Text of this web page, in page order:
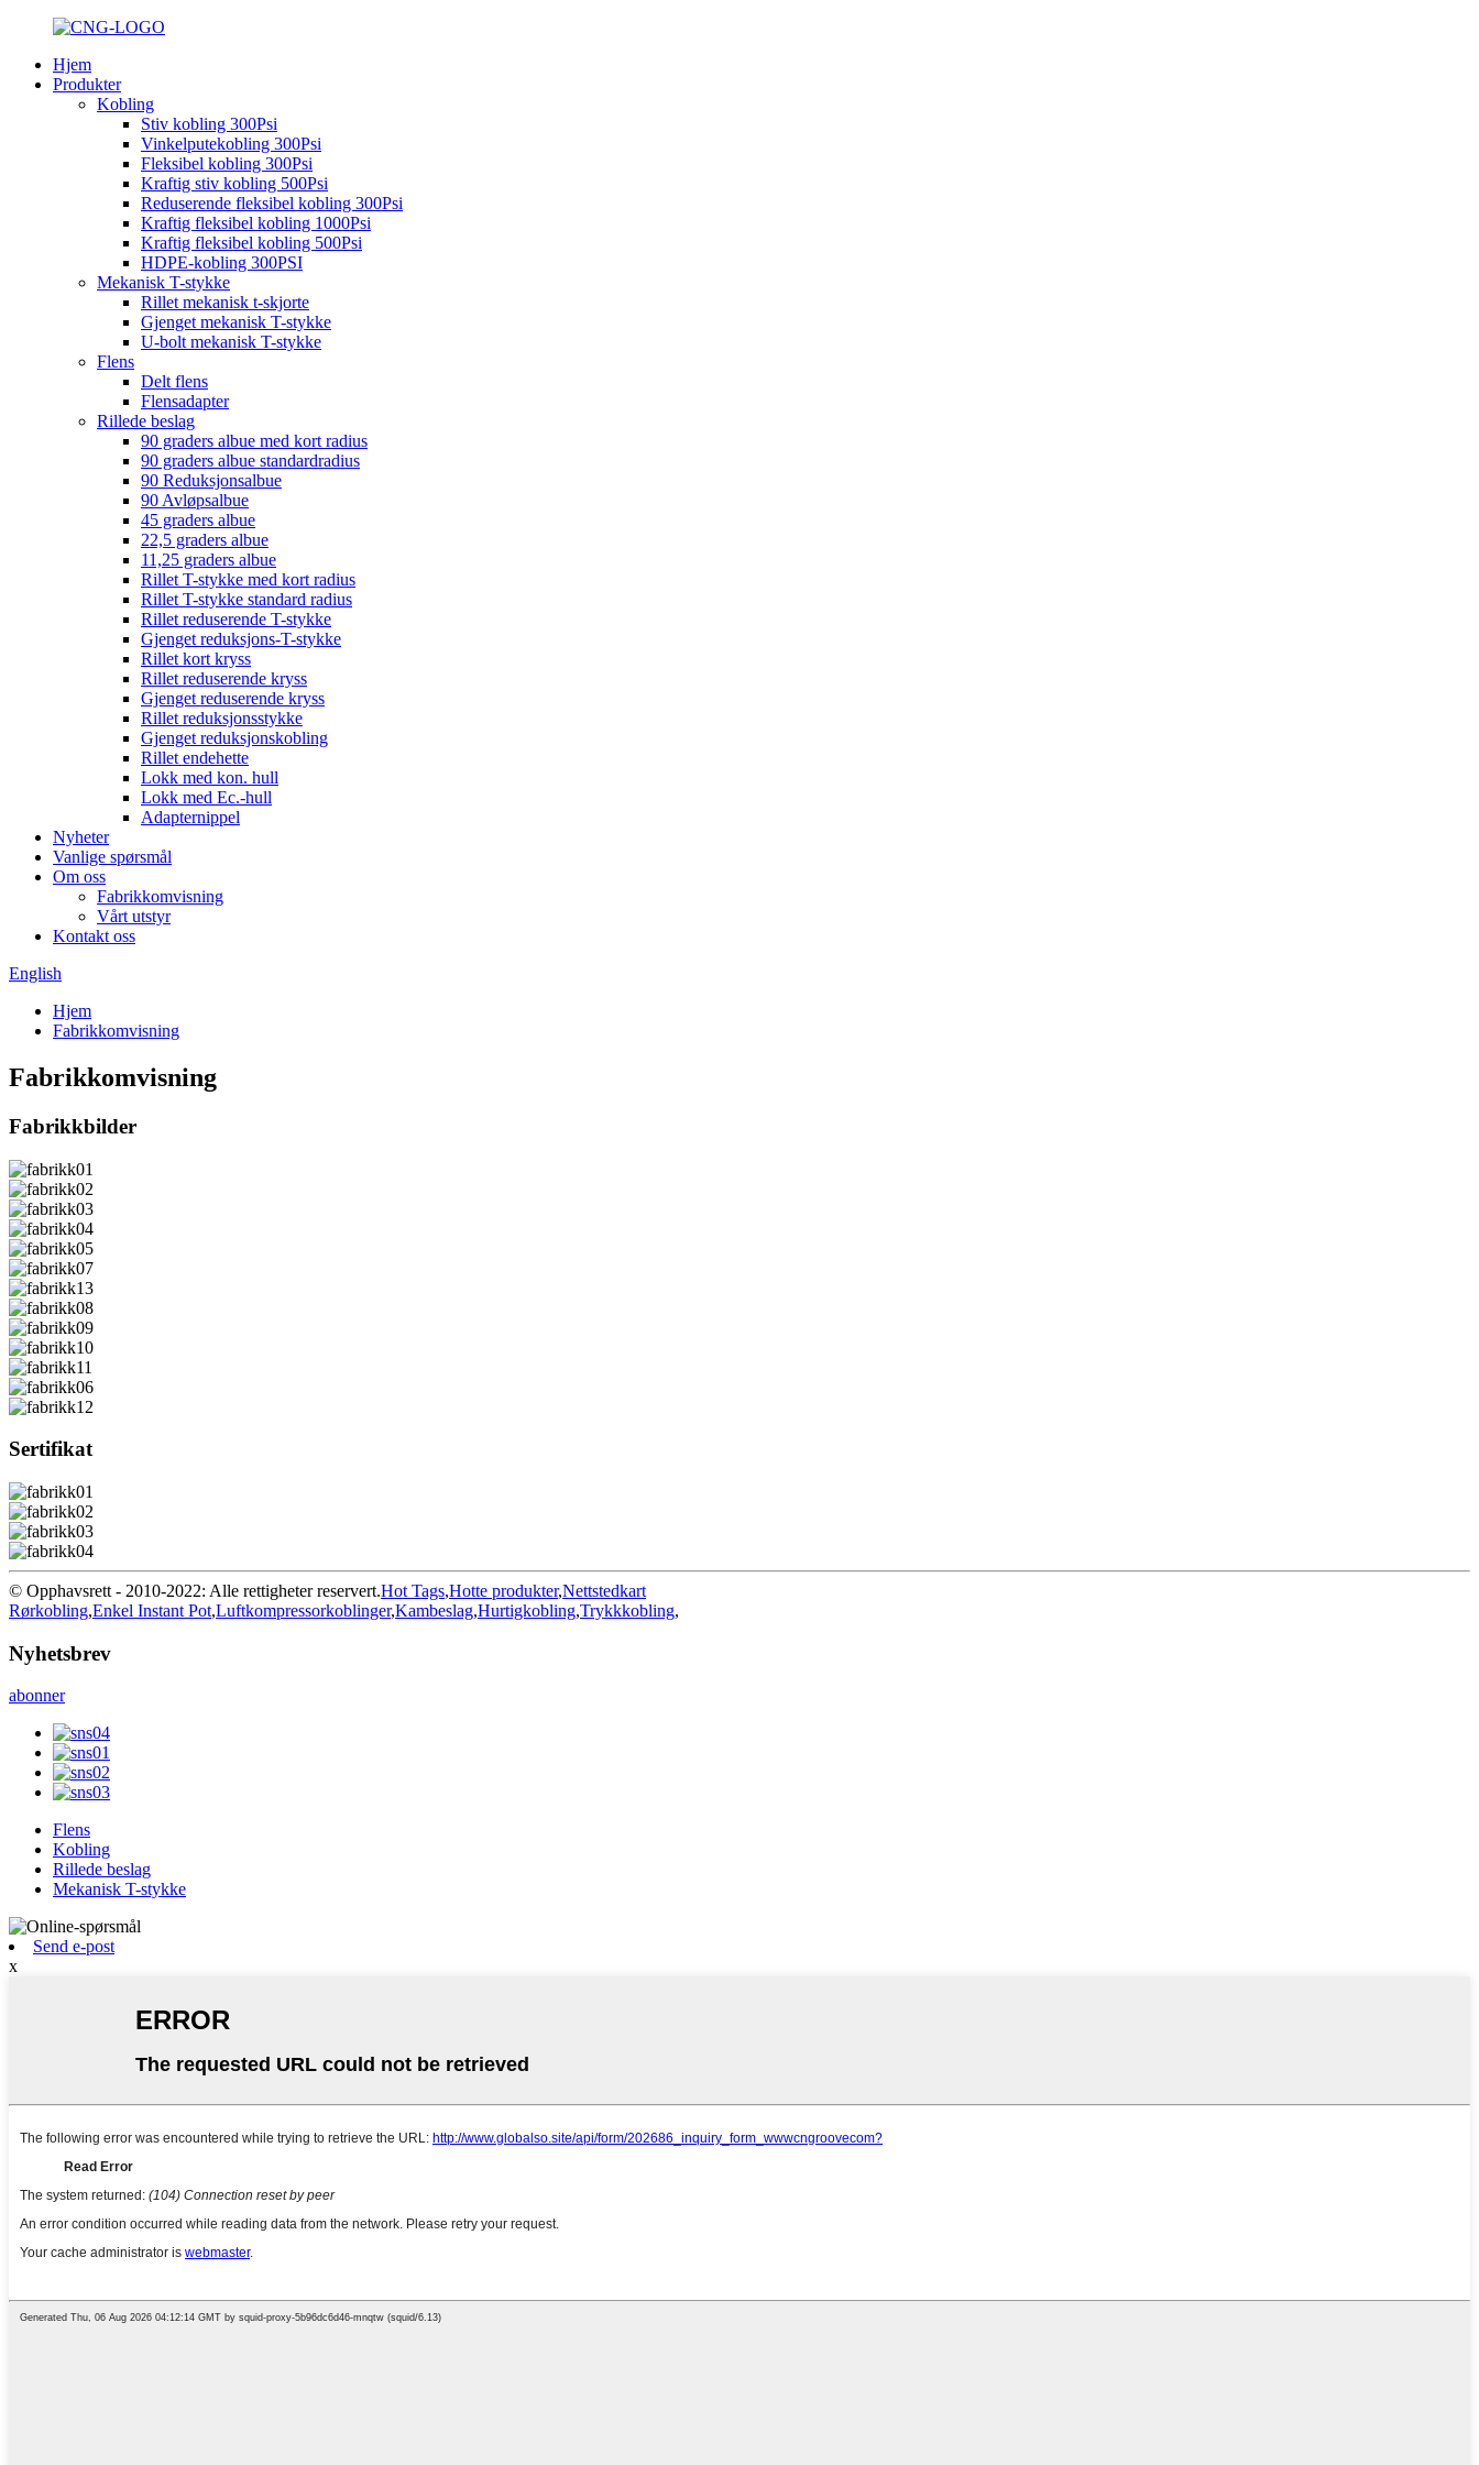
Hjem
Produkter
Kobling
Stiv kobling 300Psi
Vinkelputekobling 300Psi
Fleksibel kobling 300Psi
Kraftig stiv kobling 500Psi
Reduserende fleksibel kobling 300Psi
Kraftig fleksibel kobling 1000Psi
Kraftig fleksibel kobling 500Psi
HDPE-kobling 300PSI
Mekanisk T-stykke
Rillet mekanisk t-skjorte
Gjenget mekanisk T-stykke
U-bolt mekanisk T-stykke
Flens
Delt flens
Flensadapter
Rillede beslag
90 graders albue med kort radius
90 graders albue standardradius
90 Reduksjonsalbue
90 Avløpsalbue
45 graders albue
22,5 graders albue
11,25 graders albue
Rillet T-stykke med kort radius
Rillet T-stykke standard radius
Rillet reduserende T-stykke
Gjenget reduksjons-T-stykke
Rillet kort kryss
Rillet reduserende kryss
Gjenget reduserende kryss
Rillet reduksjonsstykke
Gjenget reduksjonskobling
Rillet endehette
Lokk med kon. hull
Lokk med Ec.-hull
Adapternippel
Nyheter
Vanlige spørsmål
Om oss
Fabrikkomvisning
Vårt utstyr
Kontakt oss
English
Hjem
Fabrikkomvisning
Fabrikkomvisning
Fabrikkbilder
Sertifikat
© Opphavsrett - 2010-2022: Alle rettigheter reservert.Hot Tags,Hotte produkter,Nettstedkart
Rørkobling,Enkel Instant Pot,Luftkompressorkoblinger,Kambeslag,Hurtigkobling,Trykkkobling,
Nyhetsbrev
abonner
Flens
Kobling
Rillede beslag
Mekanisk T-stykke
Send e-post
x